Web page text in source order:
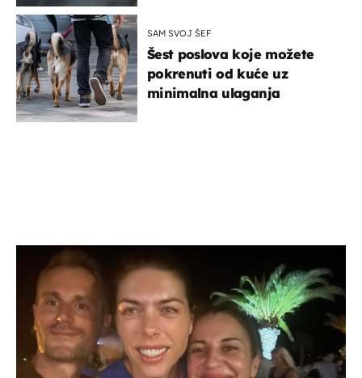
SAM SVOJ ŠEF
Šest poslova koje možete
pokrenuti od kuće uz
minimalna ulaganja